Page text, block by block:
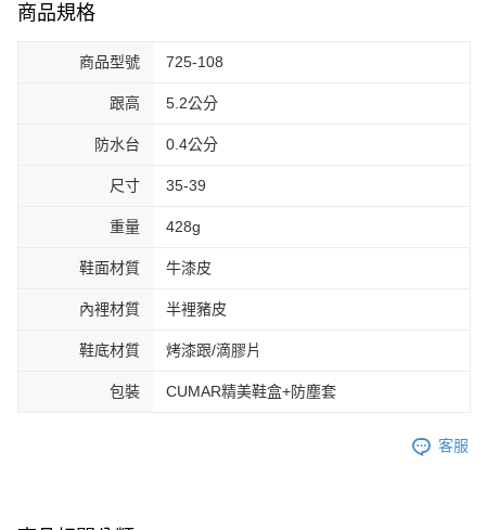
商品規格
商品型號 725-108
跟高 5.2公分
防水台 0.4公分
尺寸 35-39
重量 428g
鞋面材質 牛漆皮
內裡材質 半裡豬皮
鞋底材質 烤漆跟/滴膠片
包裝 CUMAR精美鞋盒+防塵套
客服